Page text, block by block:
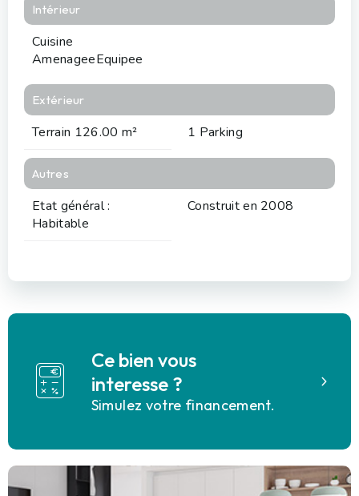
Intérieur
Cuisine
AmenageeEquipee
Extérieur
Terrain 126.00 m² 1 Parking
Autres
Etat général :
Habitable
Construit en 2008
Ce bien vous
interesse ?
Simulez votre financement.